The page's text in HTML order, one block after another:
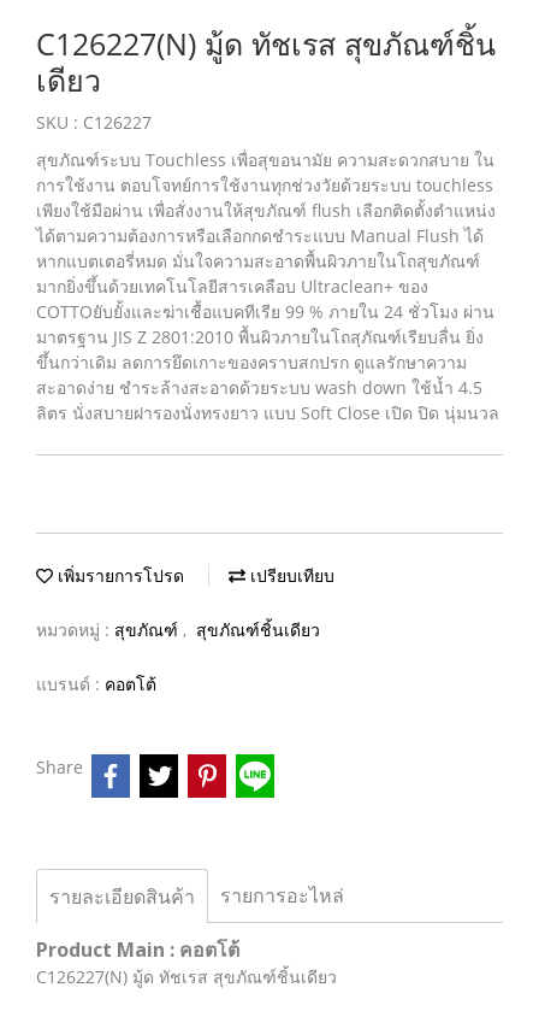
C126227(N) มู้ด ทัชเรส สุขภัณฑ์ชิ้น
เดียว
SKU : C126227
สุขภัณฑ์ระบบ Touchless เพื่อสุขอนามัย ความสะดวกสบาย ใน
การใช้งาน ตอบโจทย์การใช้งานทุกช่วงวัยด้วยระบบ touchless
เพียงใช้มือผ่าน เพื่อสั่งงานให้สุขภัณฑ์ flush เลือกติดตั้งตำแหน่ง
ได้ตามความต้องการหรือเลือกกดชำระแบบ Manual Flush ได้
หากแบตเตอรี่หมด มั่นใจความสะอาดพื้นผิวภายในโถสุขภัณฑ์
มากยิ่งขึ้นด้วยเทคโนโลยีสารเคลือบ Ultraclean+ ของ
COTTOยับยั้งและฆ่าเชื้อแบคทีเรีย 99 % ภายใน 24 ชั่วโมง ผ่าน
มาตรฐาน JIS Z 2801:2010 พื้นผิวภายในโถสุภัณฑ์เรียบลื่น ยิ่ง
ขึ้นกว่าเดิม ลดการยึดเกาะของคราบสกปรก ดูแลรักษาความ
สะอาดง่าย ชำระล้างสะอาดด้วยระบบ wash down ใช้น้ำ 4.5
ลิตร นั่งสบายฝารองนั่งทรงยาว แบบ Soft Close เปิด ปิด นุ่มนวล
เพิ่มรายการโปรด เปรียบเทียบ
หมวดหมู่ : สุขภัณฑ์ , สุขภัณฑ์ชิ้นเดียว
แบรนด์ : คอตโต้
Share
รายละเอียดสินค้า รายการอะไหล่
Product Main : คอตโต้
C126227(N) มู้ด ทัชเรส สุขภัณฑ์ชิ้นเดียว